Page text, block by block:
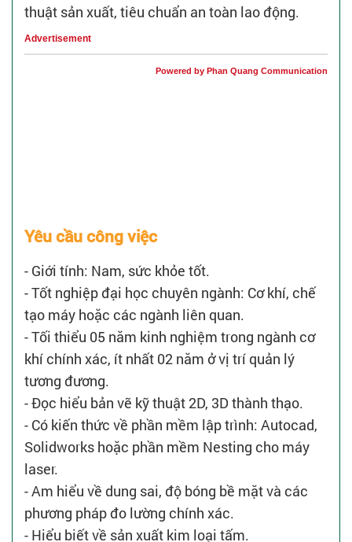
thuật sản xuất, tiêu chuẩn an toàn lao động.
Advertisement
Powered by Phan Quang Communication
Yêu cầu công việc
- Giới tính: Nam, sức khỏe tốt.
- Tốt nghiệp đại học chuyên ngành: Cơ khí, chế
tạo máy hoặc các ngành liên quan.
- Tối thiểu 05 năm kinh nghiệm trong ngành cơ
khí chính xác, ít nhất 02 năm ở vị trí quản lý
tương đương.
- Đọc hiểu bản vẽ kỹ thuật 2D, 3D thành thạo.
- Có kiến thức về phần mềm lập trình: Autocad,
Solidworks hoặc phần mềm Nesting cho máy
laser.
- Am hiểu về dung sai, độ bóng bề mặt và các
phương pháp đo lường chính xác.
- Hiểu biết về sản xuất kim loại tấm.